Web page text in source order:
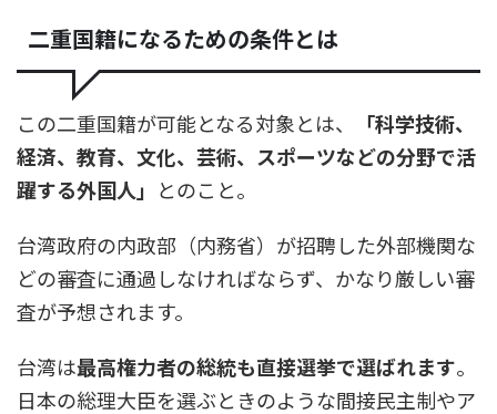
二重国籍になるための条件とは
この二重国籍が可能となる対象とは、
「科学技術、
経済、教育、文化、芸術、スポーツなどの分野で活
躍する外国人」 とのこと。
台湾政府の内政部（内務省）が招聘した外部機関な
どの審査に通過しなければならず、かなり厳しい審
査が予想されます。
台湾は最高権力者の総統も直接選挙で選ばれます。
日本の総理大臣を選ぶときのような間接民主制やア